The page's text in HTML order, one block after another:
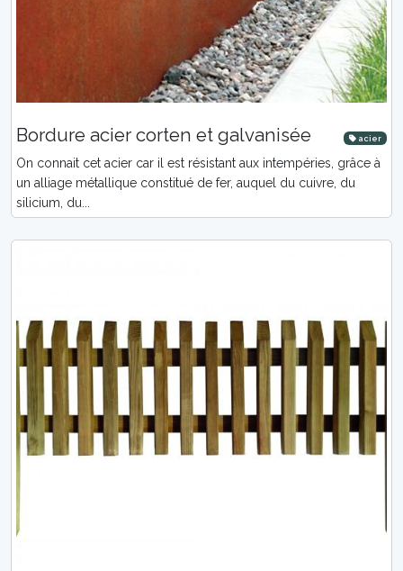
Bordure acier corten et galvanisée acier
On connait cet acier car il est résistant aux intempéries, grâce à
un alliage métallique constitué de fer, auquel du cuivre, du
silicium, du...